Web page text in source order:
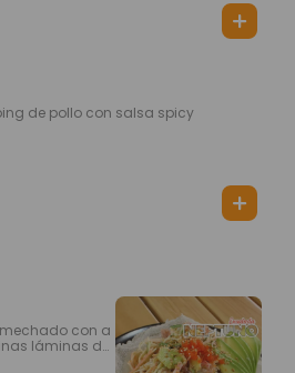
de pollo con salsa spicy
con a
láminas de